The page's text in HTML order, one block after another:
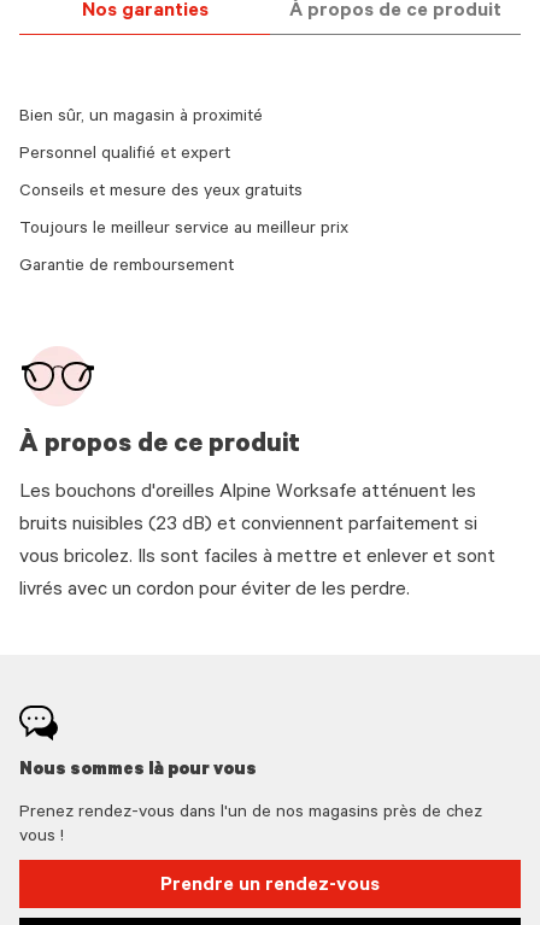
Nos garanties À propos de ce produit
À propos de ce produit
Les bouchons d'oreilles Alpine Worksafe atténuent les
bruits nuisibles (23 dB) et conviennent parfaitement si
vous bricolez. Ils sont faciles à mettre et enlever et sont
livrés avec un cordon pour éviter de les perdre.
Bien sûr, un magasin à proximité
Personnel qualifié et expert
Conseils et mesure des yeux gratuits
Toujours le meilleur service au meilleur prix
Garantie de remboursement
Nous sommes là pour vous
Prenez rendez-vous dans l'un de nos magasins près de chez
vous !
Prendre un rendez-vous